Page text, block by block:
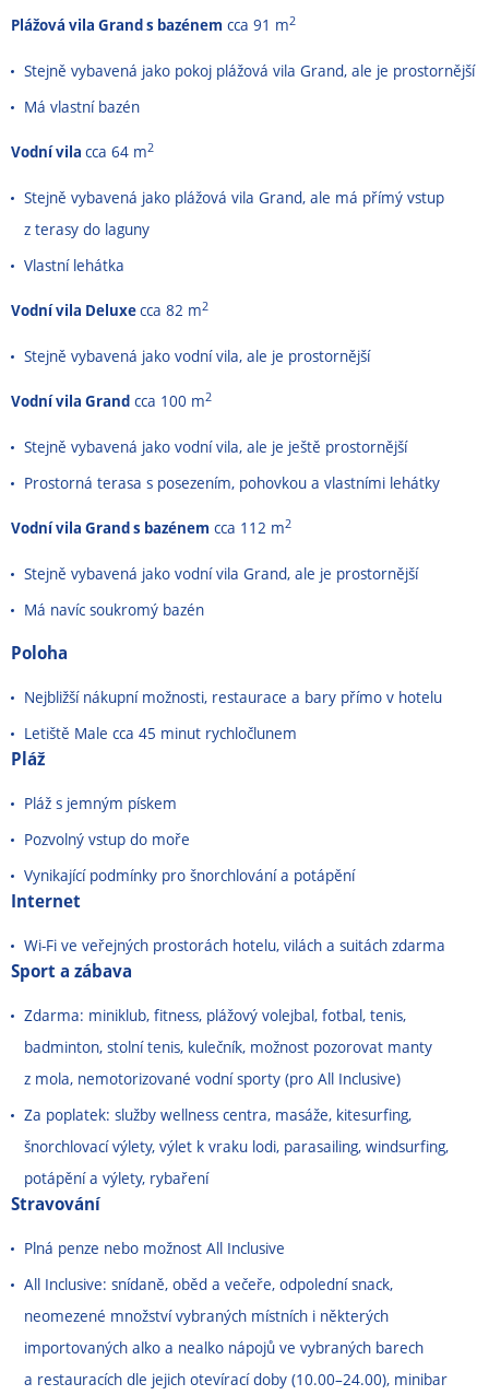
Plážová vila Grand s bazénem cca 91 m2
Stejně vybavená jako pokoj plážová vila Grand, ale je prostornější
Má vlastní bazén
Vodní vila cca 64 m2
Stejně vybavená jako plážová vila Grand, ale má přímý vstup
z terasy do laguny
Vlastní lehátka
Vodní vila Deluxecca 82 m2
Stejně vybavená jako vodní vila, ale je prostornější
Vodní vila Grand cca 100 m2
Stejně vybavená jako vodní vila, ale je ještě prostornější
Prostorná terasa s posezením, pohovkou a vlastními lehátky
Vodní vila Grand s bazénem cca 112 m2
Stejně vybavená jako vodní vila Grand, ale je prostornější
Má navíc soukromý bazén
Poloha
Nejbližší nákupní možnosti, restaurace a bary přímo v hotelu
Letiště Male cca 45 minut rychločlunem
Pláž
Pláž s jemným pískem
Pozvolný vstup do moře
Vynikající podmínky pro šnorchlování a potápění
Internet
Wi-Fi ve veřejných prostorách hotelu, vilách a suitách zdarma
Sport a zábava
Zdarma: miniklub, fitness, plážový volejbal, fotbal, tenis,
badminton, stolní tenis, kulečník, možnost pozorovat manty
z mola, nemotorizované vodní sporty (pro All Inclusive)
Za poplatek: služby wellness centra, masáže, kitesurfing,
šnorchlovací výlety, výlet k vraku lodi, parasailing, windsurfing,
potápění a výlety, rybaření
Stravování
Plná penze nebo možnost All Inclusive
All Inclusive: snídaně, oběd a večeře, odpolední snack,
neomezené množství vybraných místních i některých
importovaných alko a nealko nápojů ve vybraných barech
a restauracích dle jejich otevírací doby (10.00–24.00), minibar